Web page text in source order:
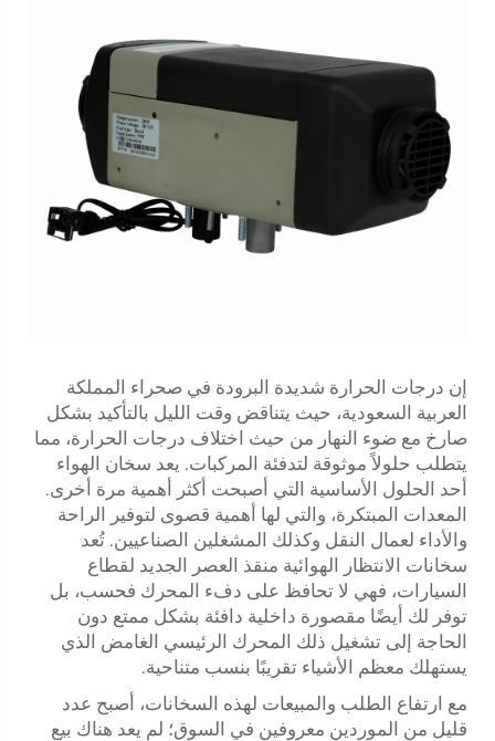
إن درجات الحرارة شديدة البرودة في صحراء المملكة
العربية السعودية، حيث يتناقض وقت الليل بالتأكيد بشكل
صارخ مع ضوء النهار من حيث اختلاف درجات الحرارة، مما
يتطلب حلولاً موثوقة لتدفئة المركبات. يعد سخان الهواء
أحد الحلول الأساسية التي أصبحت أكثر أهمية مرة أخرى.
المعدات المبتكرة، والتي لها أهمية قصوى لتوفير الراحة
والأداء لعمال النقل وكذلك المشغلين الصناعيين. تُعد
سخانات الانتظار الهوائية منقذ العصر الجديد لقطاع
السيارات، فهي لا تحافظ على دفء المحرك فحسب، بل
توفر لك أيضًا مقصورة داخلية دافئة بشكل ممتع دون
الحاجة إلى تشغيل ذلك المحرك الرئيسي الغامض الذي
يستهلك معظم الأشياء تقريبًا بنسب متناحية.
مع ارتفاع الطلب والمبيعات لهذه السخانات، أصبح عدد
قليل من الموردين معروفين في السوق؛ لم يعد هناك بيع